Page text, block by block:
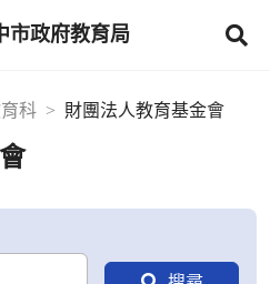
市政府教育局
科 財團法人教育基金會